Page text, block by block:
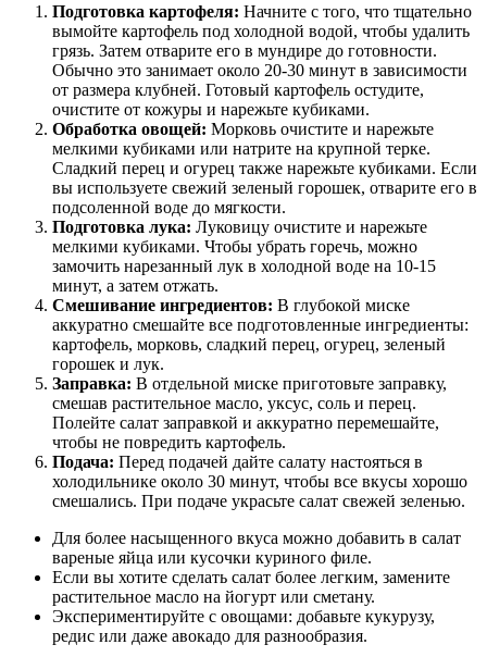
Подготовка картофеля: Начните с того, что тщательно
вымойте картофель под холодной водой, чтобы удалить
грязь. Затем отварите его в мундире до готовности.
Обычно это занимает около 20-30 минут в зависимости
от размера клубней. Готовый картофель остудите,
очистите от кожуры и нарежьте кубиками.
Обработка овощей: Морковь очистите и нарежьте
мелкими кубиками или натрите на крупной терке.
Сладкий перец и огурец также нарежьте кубиками. Если
вы используете свежий зеленый горошек, отварите его в
подсоленной воде до мягкости.
Подготовка лука: Луковицу очистите и нарежьте
мелкими кубиками. Чтобы убрать горечь, можно
замочить нарезанный лук в холодной воде на 10-15
минут, а затем отжать.
Смешивание ингредиентов: В глубокой миске
аккуратно смешайте все подготовленные ингредиенты:
картофель, морковь, сладкий перец, огурец, зеленый
горошек и лук.
Заправка: В отдельной миске приготовьте заправку,
смешав растительное масло, уксус, соль и перец.
Полейте салат заправкой и аккуратно перемешайте,
чтобы не повредить картофель.
Подача: Перед подачей дайте салату настояться в
холодильнике около 30 минут, чтобы все вкусы хорошо
смешались. При подаче украсьте салат свежей зеленью.
Для более насыщенного вкуса можно добавить в салат
вареные яйца или кусочки куриного филе.
Если вы хотите сделать салат более легким, замените
растительное масло на йогурт или сметану.
Экспериментируйте с овощами: добавьте кукурузу,
редис или даже авокадо для разнообразия.